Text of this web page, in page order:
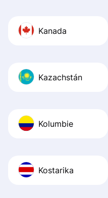
Kanada
Kazachstán
Kolumbie
Kostarika